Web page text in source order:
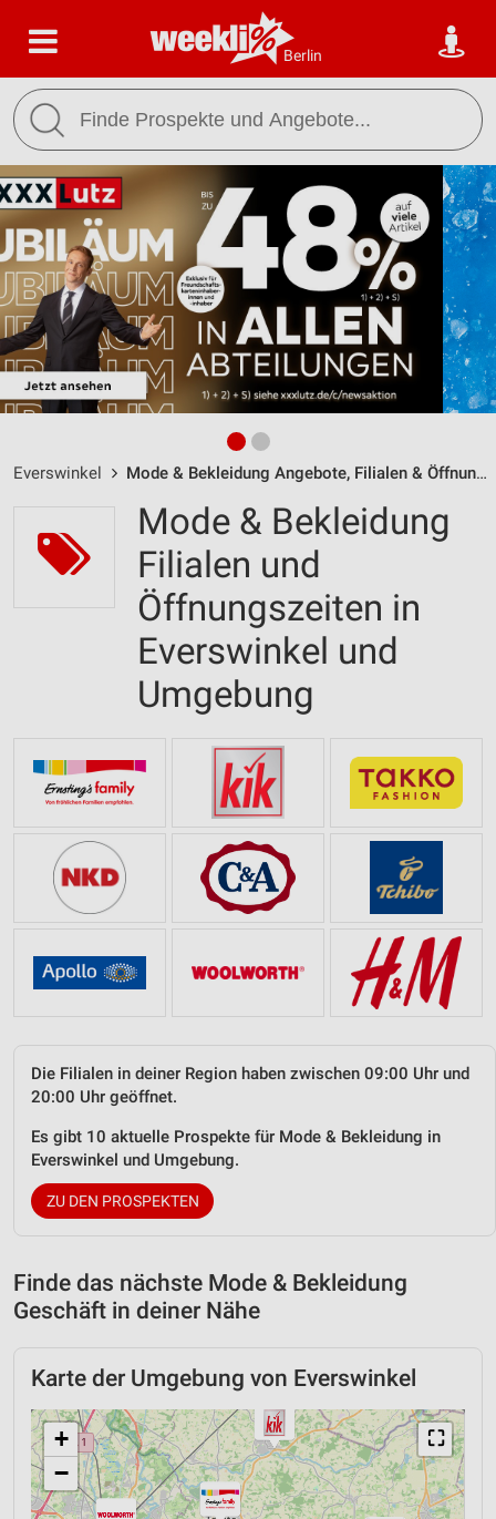
Berlin
Everswinkel Mode & Bekleidung Angebote, Filialen & Öffnungszeiten
Mode & Bekleidung
Filialen und
Öffnungszeiten in
Everswinkel und
Umgebung
Die Filialen in deiner Region haben zwischen 09:00 Uhr und
20:00 Uhr geöffnet.
Es gibt 10 aktuelle Prospekte für Mode & Bekleidung in
Everswinkel und Umgebung.
ZU DEN PROSPEKTEN
Finde das nächste Mode & Bekleidung
Geschäft in deiner Nähe
Karte der Umgebung von Everswinkel
⛶
+
−